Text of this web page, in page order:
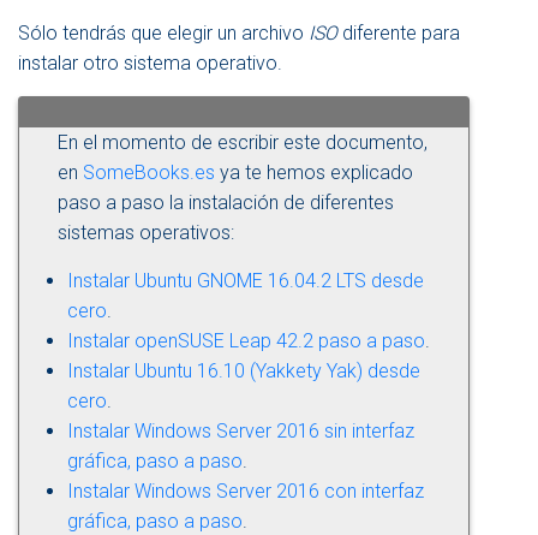
Sólo tendrás que elegir un archivo ISOdiferente para
instalar otro sistema operativo.
En el momento de escribir este documento,
en SomeBooks.es ya te hemos explicado
paso a paso la instalación de diferentes
sistemas operativos:
Instalar Ubuntu GNOME 16.04.2 LTS desde
cero.
Instalar openSUSE Leap 42.2 paso a paso.
Instalar Ubuntu 16.10 (Yakkety Yak) desde
cero.
Instalar Windows Server 2016 sin interfaz
gráfica, paso a paso.
Instalar Windows Server 2016 con interfaz
gráfica, paso a paso.